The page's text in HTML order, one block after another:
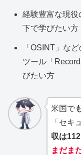
経験豊富な現
下で学びたい方
「OSINT」な
ツール「
びたい方
米国で
「セキ
収は
まだま